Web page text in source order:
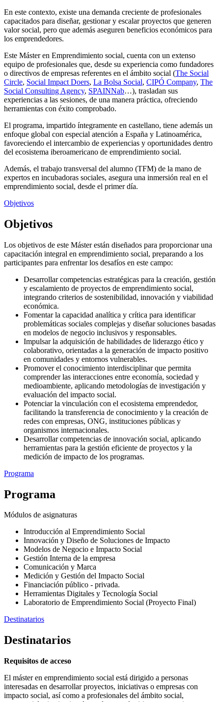
En este contexto, existe una demanda creciente de profesionales
capacitados para diseñar, gestionar y escalar proyectos que generen
valor social, pero que además aseguren beneficios económicos para
los emprendedores.
Este Máster en Emprendimiento social, cuenta con un extenso
equipo de profesionales que, desde su experiencia como fundadores
o directivos de empresas referentes en el ámbito social (The Social
Circle, Social Impact Doers, La Bolsa Social, CIPÓ Company, The
Social Consulting Agency, SPAINNab…), trasladan sus
experiencias a las sesiones, de una manera práctica, ofreciendo
herramientas con éxito comprobado.
El programa, impartido íntegramente en castellano, tiene además un
enfoque global con especial atención a España y Latinoamérica,
favoreciendo el intercambio de experiencias y oportunidades dentro
del ecosistema iberoamericano de emprendimiento social.
Además, el trabajo transversal del alumno (TFM) de la mano de
expertos en incubadoras sociales, asegura una inmersión real en el
emprendimiento social, desde el primer día.
Objetivos
Objetivos
Los objetivos de este Máster están diseñados para proporcionar una
capacitación integral en emprendimiento social, preparando a los
participantes para enfrentar los desafíos en este campo:
Desarrollar competencias estratégicas para la creación, gestión
y escalamiento de proyectos de emprendimiento social,
integrando criterios de sostenibilidad, innovación y viabilidad
económica.
Fomentar la capacidad analítica y crítica para identificar
problemáticas sociales complejas y diseñar soluciones basadas
en modelos de negocio inclusivos y responsables.
Impulsar la adquisición de habilidades de liderazgo ético y
colaborativo, orientadas a la generación de impacto positivo
en comunidades y entornos vulnerables.
Promover el conocimiento interdisciplinar que permita
comprender las interacciones entre economía, sociedad y
medioambiente, aplicando metodologías de investigación y
evaluación del impacto social.
Potenciar la vinculación con el ecosistema emprendedor,
facilitando la transferencia de conocimiento y la creación de
redes con empresas, ONG, instituciones públicas y
organismos internacionales.
Desarrollar competencias de innovación social, aplicando
herramientas para la gestión eficiente de proyectos y la
medición de impacto de los programas.
Programa
Programa
Módulos de asignaturas
Introducción al Emprendimiento Social
Innovación y Diseño de Soluciones de Impacto
Modelos de Negocio e Impacto Social
Gestión Interna de la empresa
Comunicación y Marca
Medición y Gestión del Impacto Social
Financiación público - privada.
Herramientas Digitales y Tecnología Social
Laboratorio de Emprendimiento Social (Proyecto Final)
Destinatarios
Destinatarios
Requisitos de acceso
El máster en emprendimiento social está dirigido a personas
interesadas en desarrollar proyectos, iniciativas o empresas con
impacto social, así como a profesionales del ámbito social,